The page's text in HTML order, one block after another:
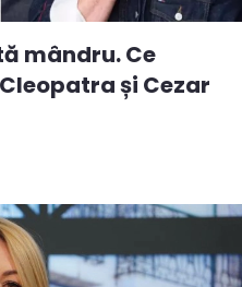
mândru. Ce
și Cezar